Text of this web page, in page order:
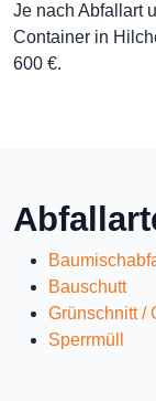
Je nach Abfallart
Container in
600 €.
Bauschutt
Grünschnitt /
Sperrmüll